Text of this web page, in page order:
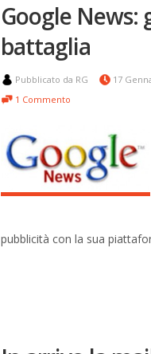
Google
battaglia
Pubblicato da RG 17
1 Commento
pubblicità con la sua